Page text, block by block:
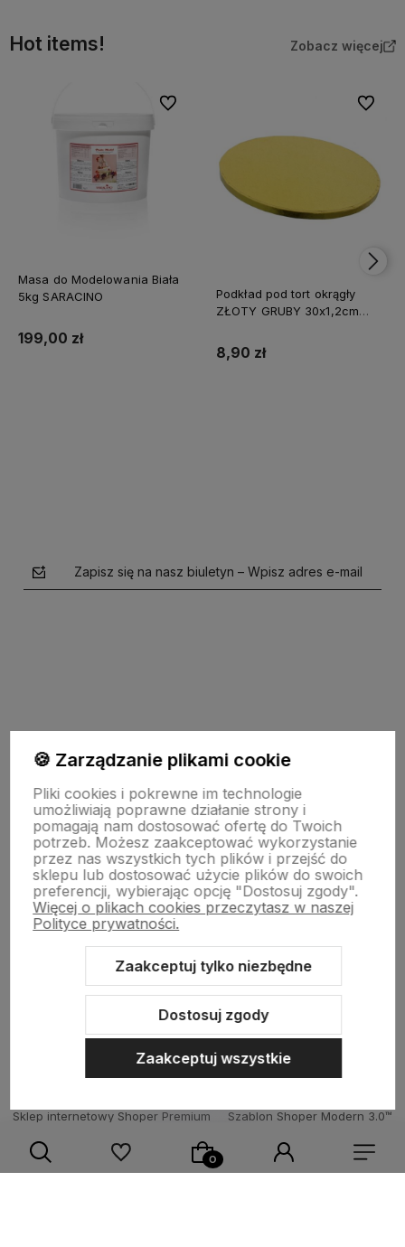
Hot items! Zobacz więcej
Masa do Modelowania Biała
5kg SARACINO
199,00 zł
Do ulubionych
Podkład pod tort okrągły
ZŁOTY GRUBY 30x1,2cm
8,90 zł
Do
Zapisz się na nasz biuletyn – Wpisz adres e-mail
Pomoc
Strony Informacyjne
Moje konto
Sklep internetowy Shoper Premium
Szablon Shoper Modern 3.0™
🍪 Zarządzanie plikami cookie
Pliki cookies i pokrewne im technologie
umożliwiają poprawne działanie strony i
pomagają nam dostosować ofertę do Twoich
potrzeb. Możesz zaakceptować wykorzystanie
przez nas wszystkich tych plików i przejść do
sklepu lub dostosować użycie plików do swoich
preferencji, wybierając opcję "Dostosuj zgody".
Więcej o plikach cookies przeczytasz w naszej
Polityce prywatności.
Zaakceptuj tylko niezbędne
Dostosuj zgody
Zaakceptuj wszystkie